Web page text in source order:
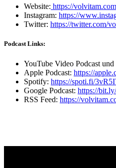
Website: https://
Instagram: https://
Twitter: https://twitter.com/
Podcast Links:
YouTube Video Podcast und
Apple Podcast: https://
Spotify: https://spoti.fi/
Google Podcast: https://
RSS Feed: https://